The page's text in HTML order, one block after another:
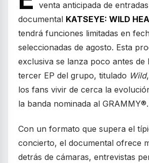
venta anticipada de
documental KATSEYE: WILD
tendrá funciones limitadas en
seleccionadas de agosto. Esta
exclusiva se lanza poco antes de
tercer EP del grupo, titulado Wild
los fans vivir de cerca la
la banda nominada al GRAMMY®.
Con un formato que supera el
concierto, el documental ofrece
detrás de cámaras, entrevistas